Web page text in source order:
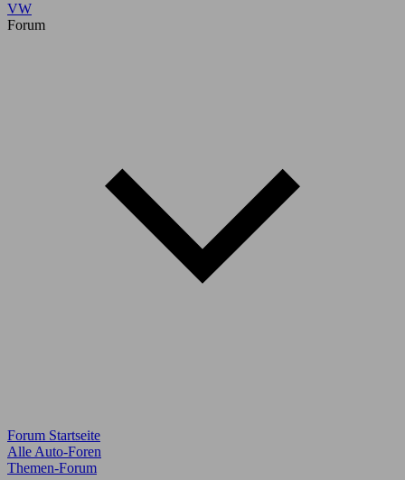
VW
Forum
Forum Startseite
Alle Auto-Foren
Themen-Forum